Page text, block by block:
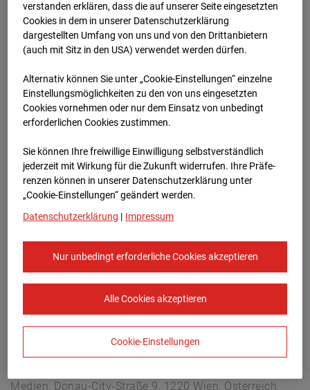
BC-186 - BV-Lübbenau
Nordkopf
Berliner Str. 30, 03222 Berlin
Zur Übersicht
Europe/Berlin
Medien, Donau-City-Straße 9, 1220 Wien, Österreich,
ver­standen erklären, dass die auf unserer Seite eingesetzten
Cookies in dem in unserer Datenschutzerklärung
dargestellten Umfang von uns und von den Drittanbietern
(auch mit Sitz in den USA) verwendet werden dürfen.
Alternativ können Sie unter „Cookie-Einstellungen“ einzelne
Einstellungsmöglichkeiten zu den von uns eingesetzten
Cookies vornehmen oder nur dem Einsatz von unbedingt
erforderlichen Cookies zustimmen.
Sie können Ihre freiwillige Einwilligung selbstverständlich
jederzeit mit Wirkung für die Zukunft widerrufen. Ihre Prä­fe­
renzen können in unserer Datenschutzerklärung unter
„Cookie-Einstellungen“ geändert werden.
Datenschutzerklärung | Impressum
Nur unbedingt erforderliche Cookies akzeptieren
Alle Cookies akzeptieren
Cookie-Einstellungen